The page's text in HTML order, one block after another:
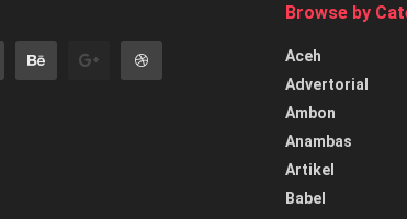
Browse by
Aceh
Advertorial
Ambon
Anambas
Artikel
Babel